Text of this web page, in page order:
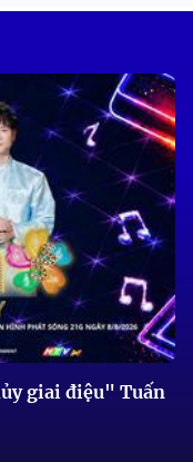
giai điệu" Tuấn